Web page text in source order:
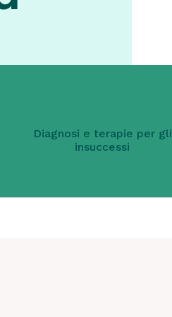
Diagnosi e terapie per gli
insuccessi